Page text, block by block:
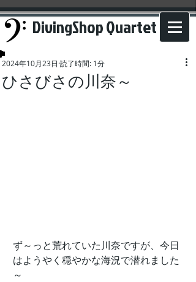
DivingShop Quartet
ひさびさの川奈～
2024年10月23日 読了時間: 1分
ず～っと荒れていた川奈ですが、今日
はようやく穏やかな海況で潜れました
～